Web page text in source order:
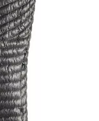
toppar eller kyliga
Vest
syntetväst
för tillfällen när